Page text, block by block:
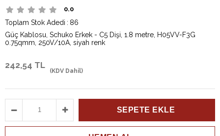
0.0
Toplam Stok Adedi : 86
Güç Kablosu, Schuko Erkek - C5 Dişi, 1.8 metre, H05VV-F3G
0.75qmm, 250V/10A, siyah renk
242,54 TL
(KDV Dahil)